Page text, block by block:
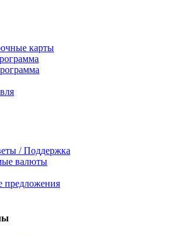
карты
/ Поддержка
валюты
предложения